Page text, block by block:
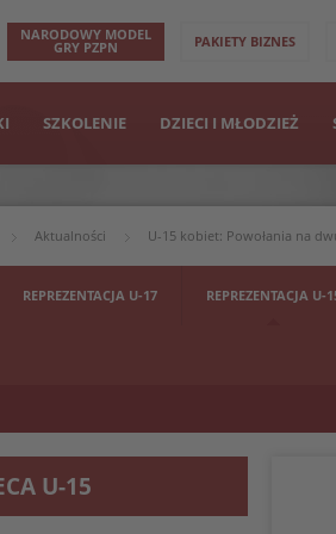
NARODOWY MODEL
GRY PZPN PAKIETY BIZNES
SZKOLENIE DZIECI I MŁODZIEŻ
Aktualności U-15 kobiet: Powołania na
REPREZENTACJA U-17 REPREZENTACJA U-
U-15